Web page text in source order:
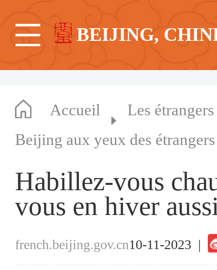
BEIJING,
Accueil
Les
Beijing aux yeux des étrangers
Habillez-vous
vous en hiver
french.beijing.gov.cn10-11-2023 |